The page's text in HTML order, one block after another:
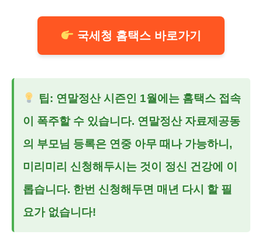
국세청 홈택스 바로가기
팁: 연말정산 시즌인 1월에는 홈택스 접속
이 폭주할 수 있습니다. 연말정산 자료제공동
의 부모님 등록은 연중 아무 때나 가능하니,
미리미리 신청해두시는 것이 정신 건강에 이
롭습니다. 한번 신청해두면 매년 다시 할 필
요가 없습니다!